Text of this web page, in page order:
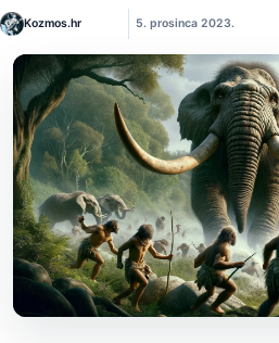
Kozmos.hr 5. prosinca 2023.